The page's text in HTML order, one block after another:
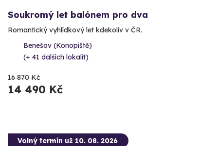
Soukromý let balónem pro dva
Romantický vyhlídkový let kdekoliv v ČR.
Benešov (Konopiště)
(+ 41 dalších lokalit)
16 870 Kč
14 490 Kč
Volný termín už 10. 08. 2026